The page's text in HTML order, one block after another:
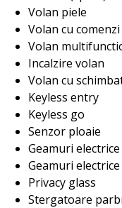
Volan piele
Volan cu comenzi
Volan
Incalzire volan
Volan cu
Keyless entry
Keyless go
Senzor ploaie
Geamuri
Geamuri
Privacy glass
Stergatoare